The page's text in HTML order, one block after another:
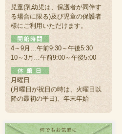
児童(乳幼児は、保護者が同伴す
る場合に限る)及び児童の保護者
様にご利用いただけます。
4～9月…午前9:30～午後5:30
10～3月…午前9:00～午後5:00
月曜日
(月曜日が祝日の時は、火曜日以
降の最初の平日)、年末年始